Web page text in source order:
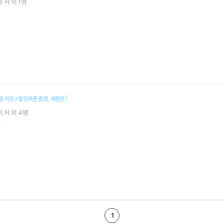
저 외 1명
지도+할인쿠폰 증정 개정판]
저 외 4명
1